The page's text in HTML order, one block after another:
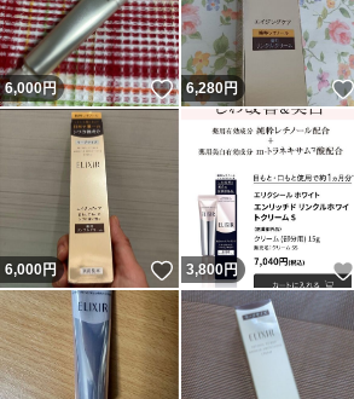
6,000円 いいね！
6,280円
6,000円 いいね！
3,800円